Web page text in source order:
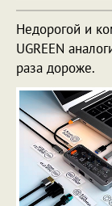
Недорогой и
UGREEN
раза дороже.